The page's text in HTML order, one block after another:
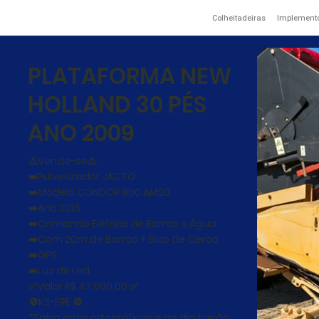
Colheitadeiras
PLATAFORMA NEW
HOLLAND 30 PÉS
ANO 2009
⚠️Vende-se⚠️
➡️Pulverizador JACTO
➡️Modelo CONDOR 800 AM20
➡️Ano 2016
➡️Comando Elétrico de Barras e Água
➡️Com 20m de Barras + Bico de Cerca
➡️GPS
➡️Luz de Led
✅Valor R$ 47.000,00 ✅
🚫KS-ERE 🚫